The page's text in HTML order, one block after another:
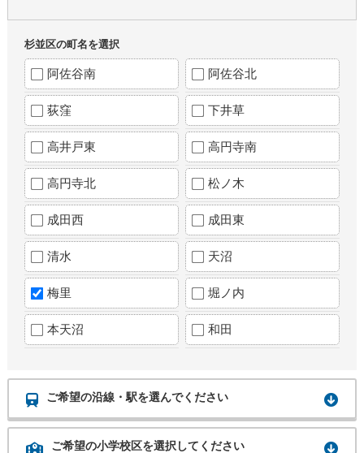
杉並区の町名を選択
阿佐谷南 阿佐谷北
荻窪 下井草
高井戸東 高円寺南
高円寺北 松ノ木
成田西 成田東
清水 天沼
梅里 堀ノ内
本天沼 和田
ご希望の沿線・駅を選んでください
ご希望の小学校区を選択してください